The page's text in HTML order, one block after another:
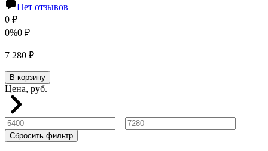
Нет отзывов
0 ₽
0%0 ₽
7 280 ₽
В корзину
Цена, руб.
—
Сбросить фильтр